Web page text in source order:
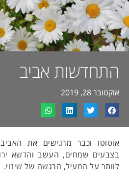
התחדשות אביב
אוקטובר 28, 2019
אוטוטו וכבר מרגישים את
בצבעים שמחים, העשב והדשא
לוותר על המעיל, הרגשה של שינוי.